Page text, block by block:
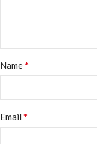
Name*
Email *